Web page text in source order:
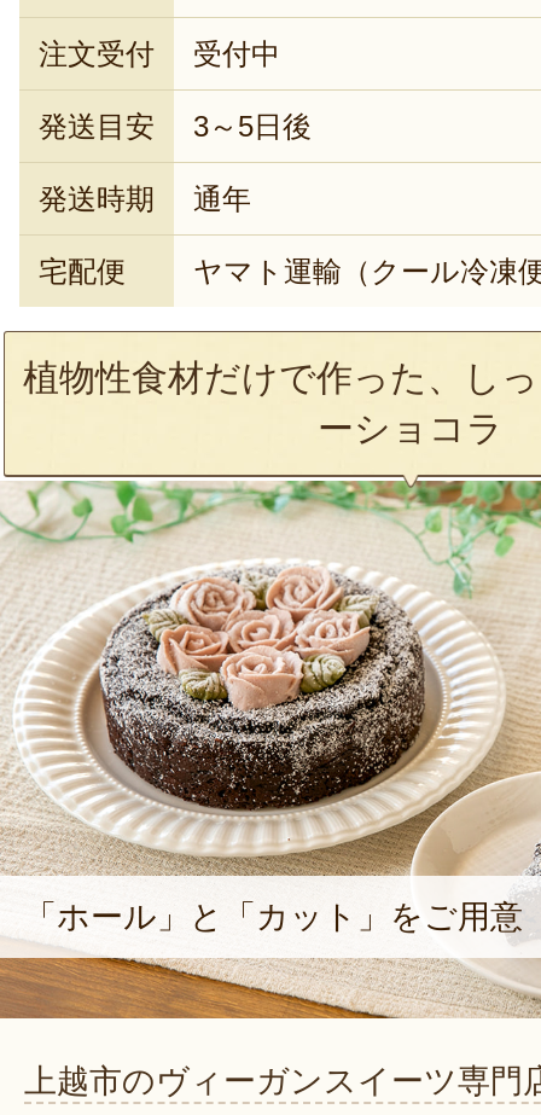
注文受付 受付中
発送目安 3～5日後
発送時期 通年
宅配便 ヤマト運輸（クール冷凍
植物性食材だけで作った、し
ーショコラ
「ホール」と「カット」をご用意
上越市のヴィーガンスイーツ専門